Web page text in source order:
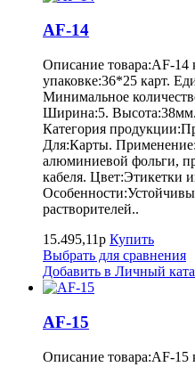
AF-14
Описание товара:AF-14
упаковке:36*25 карт.
Минимальное
Ширина:5. Высота:38мм.
Категория
Для:Карты.
алюминиевой фольги,
кабеля. Цвет:Этикетки
растворителей..
15.495,11р Купить
Выбрать для сравнения
Добавить в Личный
AF-15
Описание товара:AF-15